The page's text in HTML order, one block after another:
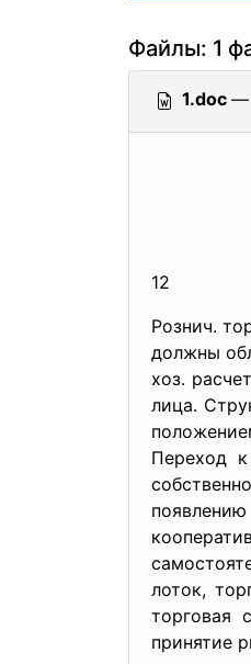
Файлы: 1
1.doc —
12
Рознич.
должны
хоз.
лица.
Переход
лоток,
торговая
принятие